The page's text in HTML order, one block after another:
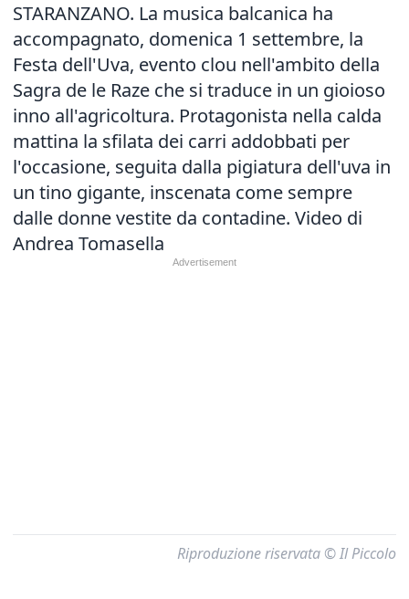
STARANZANO. La musica balcanica ha
accompagnato, domenica 1 settembre, la
Festa dell'Uva, evento clou nell'ambito della
Sagra de le Raze che si traduce in un gioioso
inno all'agricoltura. Protagonista nella calda
mattina la sfilata dei carri addobbati per
l'occasione, seguita dalla pigiatura dell'uva in
un tino gigante, inscenata come sempre
dalle donne vestite da contadine. Video di
Andrea Tomasella
Riproduzione riservata © Il Piccolo